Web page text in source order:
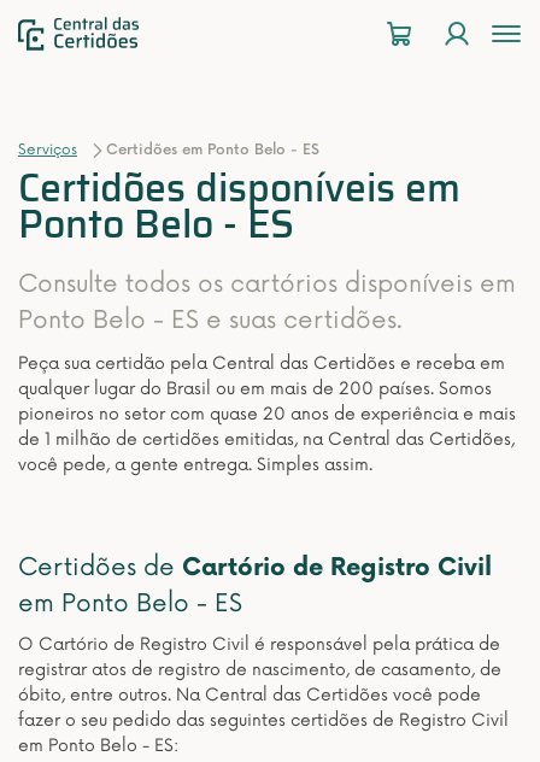
Serviços Certidões em Ponto Belo - ES
Certidões disponíveis em
Ponto Belo - ES
Consulte todos os cartórios disponíveis em
Ponto Belo - ES e suas certidões.
Peça sua certidão pela Central das Certidões e receba em
qualquer lugar do Brasil ou em mais de 200 países. Somos
pioneiros no setor com quase 20 anos de experiência e mais
de 1 milhão de certidões emitidas, na Central das Certidões,
você pede, a gente entrega. Simples assim.
Certidões de Cartório de Registro Civil
em Ponto Belo - ES
O Cartório de Registro Civil é responsável pela prática de
registrar atos de registro de nascimento, de casamento, de
óbito, entre outros. Na Central das Certidões você pode
fazer o seu pedido das seguintes certidões de Registro Civil
em Ponto Belo - ES: